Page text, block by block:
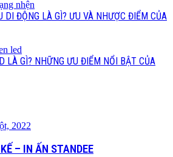
DI ĐỘNG LÀ GÌ? ƯU VÀ NHƯỢC ĐIỂM CỦA
LÀ GÌ? NHỮNG ƯU ĐIỂM NỔI BẬT CỦA
2022
– IN ẤN STANDEE